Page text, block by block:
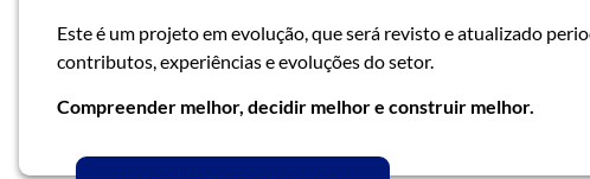
Este é um projeto em evolução, que será revisto e atualizado
contributos, experiências e evoluções do setor.
Compreender melhor, decidir melhor e construir melhor.